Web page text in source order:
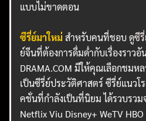
แบบไม่ขาดตอน
ซีรี่ย์มาใหม่ สำหรับคนที่ชอบดูซี
ย์จีนที่ต้องการดื่มด่ำกับเรื่องราวอั
DRAMA.COM มีให้คุณเลือกชมห
เป็นซีรี่ย์ประวัติศาสตร์ ซีรี่ย์แนว
คชั่นที่กำลังเป็นที่นิยม ได้รวบรว
Netflix Viu Disney+ WeTV